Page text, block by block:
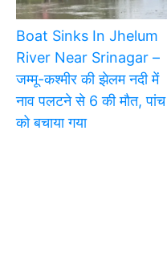
Boat Sinks In Jhelum
River Near Srinagar –
जम्मू-कश्मीर की झेलम नदी में
नाव पलटने से 6 की मौत, पांच
को बचाया गया